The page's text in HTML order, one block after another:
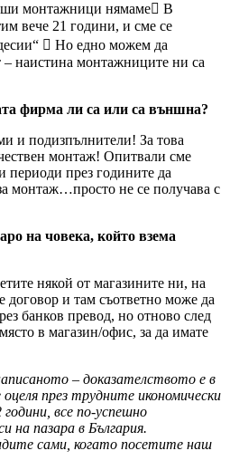
монтажници нямаме В
вече 21 години, и сме се
 Но едно можем да
– наистина монтажниците ни са
фирма ли са или са външна?
и подизпълнители! За това
монтаж! Опитвали сме
периоди през годините да
монтаж…просто не се получава с
на човека, който взема
някой от магазините ни, на
договор и там съответно може да
банков превод, но отново след
в магазин/офис, за да имате
– доказателството е в
през трудните икономически
години, все по-успешно
на пазара в България.
сами, когато посетите наш